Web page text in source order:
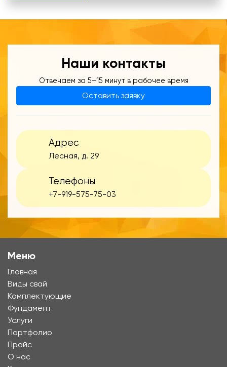
Наши контакты
Отвечаем за 5–15 минут в рабочее время
Оставить заявку
Адрес
Лесная, д. 29
Телефоны
+7-919-575-75-03
Меню
Главная
Виды свай
Комплектующие
Фундамент
Услуги
Портфолио
Прайс
О нас